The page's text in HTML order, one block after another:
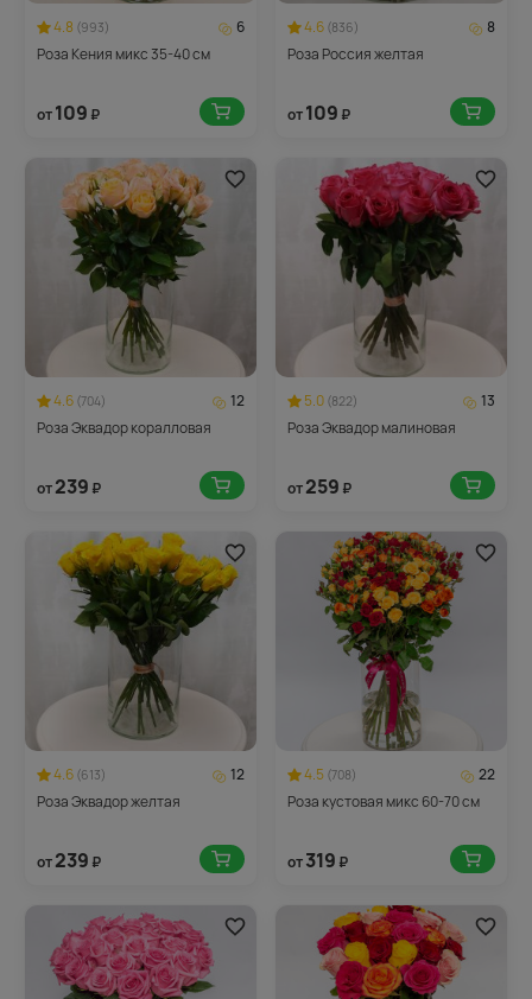
4.8 (993)
6
Роза Кения микс 35-40 см
от109 ₽
4.6 (836)
8
Роза Россия желтая
от109 ₽
4.6 (704)
12
Роза Эквадор коралловая
от239 ₽
5.0 (822)
13
Роза Эквадор малиновая
от259 ₽
4.6 (613)
12
Роза Эквадор желтая
от239 ₽
4.5 (708)
22
Роза кустовая микс 60-70 см
от319 ₽